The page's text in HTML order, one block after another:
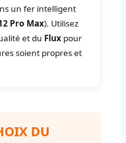
un fer intelligent
Pro Max). Utilisez
et du Flux pour
soient propres et
DU